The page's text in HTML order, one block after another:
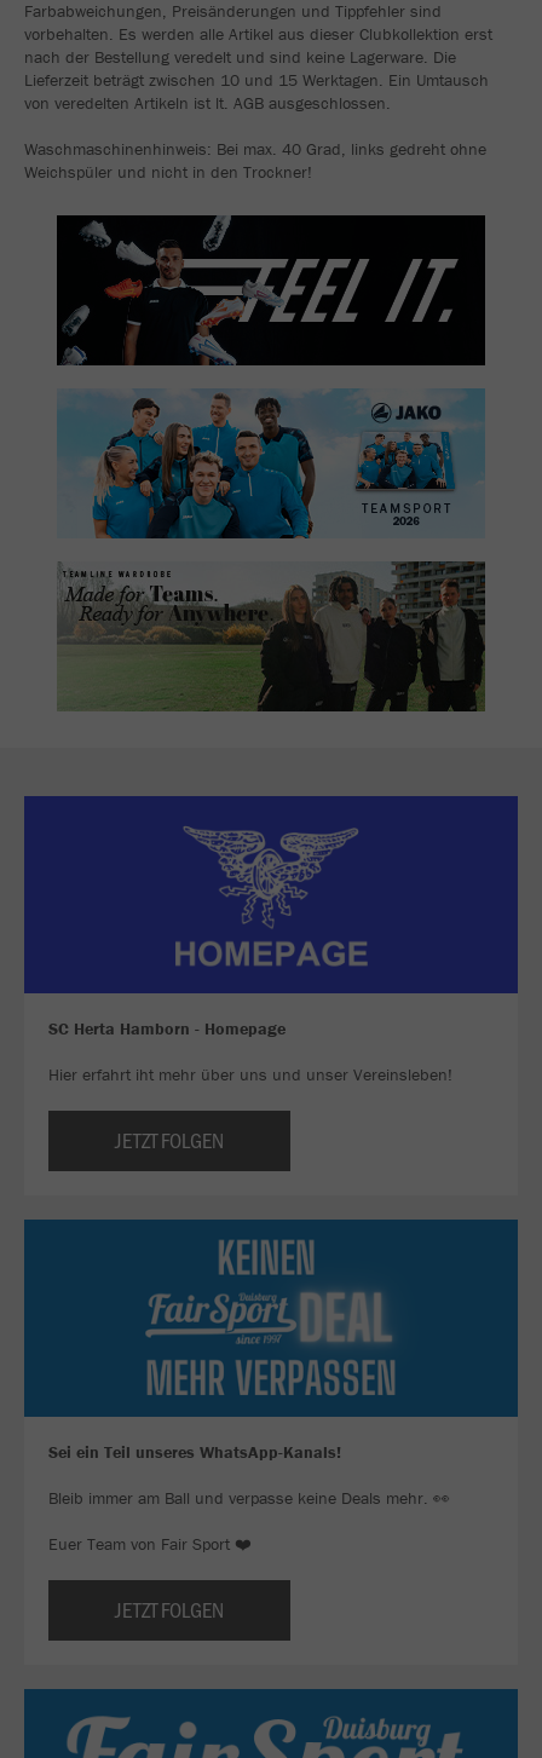
Farbabweichungen, Preisänderungen und Tippfehler sind
vorbehalten. Es werden alle Artikel aus dieser Clubkollektion erst
nach der Bestellung veredelt und sind keine Lagerware. Die
Lieferzeit beträgt zwischen 10 und 15 Werktagen. Ein Umtausch
von veredelten Artikeln ist lt. AGB ausgeschlossen.
Waschmaschinenhinweis: Bei max. 40 Grad, links gedreht ohne
Weichspüler und nicht in den Trockner!
SC Herta Hamborn - Homepage
Hier erfahrt iht mehr über uns und unser Vereinsleben!
JETZT FOLGEN
Sei ein Teil unseres WhatsApp-Kanals!
Bleib immer am Ball und verpasse keine Deals mehr. 👀
Euer Team von Fair Sport ❤️
JETZT FOLGEN